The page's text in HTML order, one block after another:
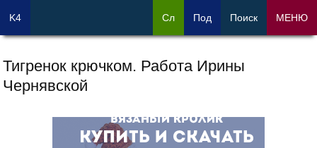
Тигренок крючком. Работа Ирины
Чернявской
K4 Сл Под Поиск МЕНЮ